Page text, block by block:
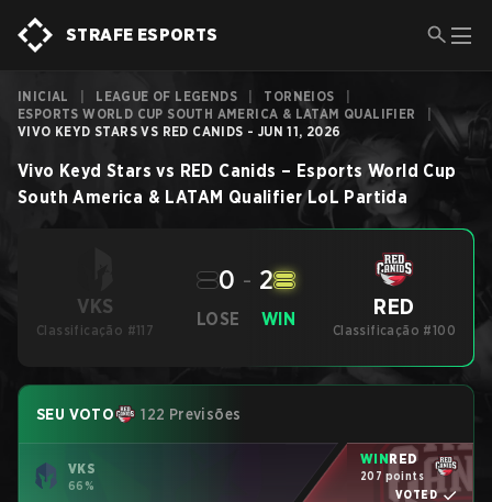
STRAFE ESPORTS
INICIAL LEAGUE OF LEGENDS TORNEIOS
ESPORTS WORLD CUP SOUTH AMERICA & LATAM QUALIFIER
VIVO KEYD STARS VS RED CANIDS - JUN 11, 2026
Vivo Keyd Stars vs RED Canids – Esports World Cup
South America & LATAM Qualifier LoL Partida
VKS
Classificação #117
LOSE
0 - 2
WIN RED
Classificação #100
SEU VOTO 122 Previsões
VKS
66%
WINRED
207 points
VOTED